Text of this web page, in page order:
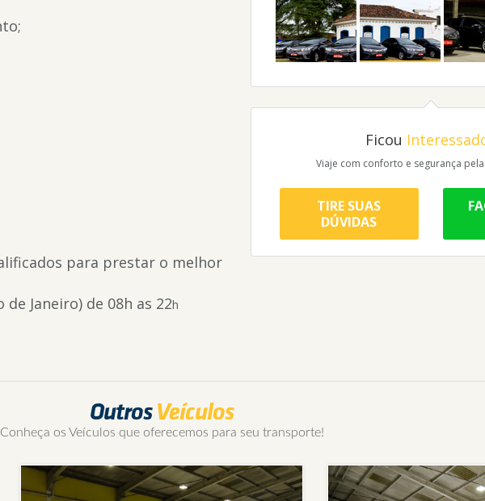
para prestar o melhor
Janeiro) de 08h as 22h
Ficou
Viaje com conforto e segurança
TIRE SUAS
DÚVIDAS
OutrosVeículos
Conheça os Veículos que oferecemos para seu transporte!